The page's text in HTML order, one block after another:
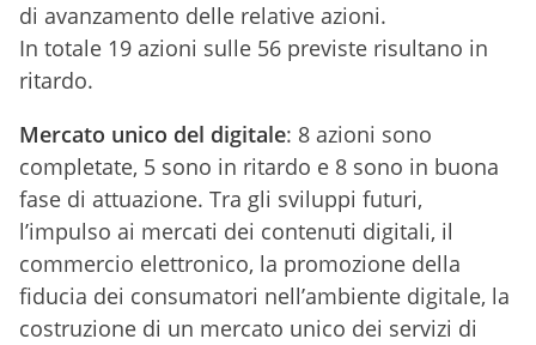
di avanzamento delle relative azioni.
In totale 19 azioni sulle 56 previste risultano in
ritardo.
Mercato unico del digitale: 8 azioni sono
completate, 5 sono in ritardo e 8 sono in buona
fase di attuazione. Tra gli sviluppi futuri,
l’impulso ai mercati dei contenuti digitali, il
commercio elettronico, la promozione della
fiducia dei consumatori nell’ambiente digitale, la
costruzione di un mercato unico dei servizi di